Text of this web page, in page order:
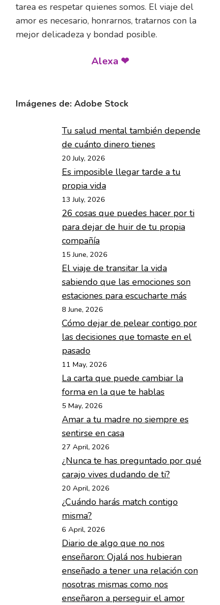
tarea es respetar quienes somos. El viaje del
amor es necesario, honrarnos, tratarnos con la
mejor delicadeza y bondad posible.
Alexa ❤
Imágenes de: Adobe Stock
Tu salud mental también depende
de cuánto dinero tienes
20 July, 2026
Es imposible llegar tarde a tu
propia vida
13 July, 2026
26 cosas que puedes hacer por ti
para dejar de huir de tu propia
compañía
15 June, 2026
El viaje de transitar la vida
sabiendo que las emociones son
estaciones para escucharte más
8 June, 2026
Cómo dejar de pelear contigo por
las decisiones que tomaste en el
pasado
11 May, 2026
La carta que puede cambiar la
forma en la que te hablas
5 May, 2026
Amar a tu madre no siempre es
sentirse en casa
27 April, 2026
¿Nunca te has preguntado por qué
carajo vives dudando de ti?
20 April, 2026
¿Cuándo harás match contigo
misma?
6 April, 2026
Diario de algo que no nos
enseñaron: Ojalá nos hubieran
enseñado a tener una relación con
nosotras mismas como nos
enseñaron a perseguir el amor